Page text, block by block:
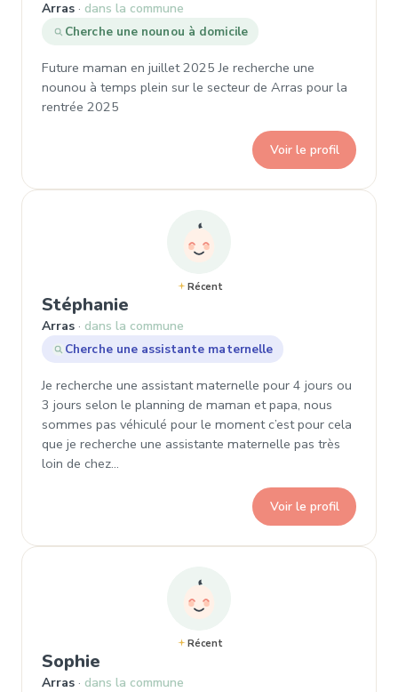
Arras dans la commune
Cherche une nounou à domicile
Future maman en juillet 2025 Je recherche une
nounou à temps plein sur le secteur de Arras pour la
rentrée 2025
Voir le profil
Récent
Stéphanie
Arras dans la commune
Cherche une assistante maternelle
Je recherche une assistant maternelle pour 4 jours ou
3 jours selon le planning de maman et papa, nous
sommes pas véhiculé pour le moment c’est pour cela
que je recherche une assistante maternelle pas très
loin de chez…
Voir le profil
Récent
Sophie
Arras dans la commune